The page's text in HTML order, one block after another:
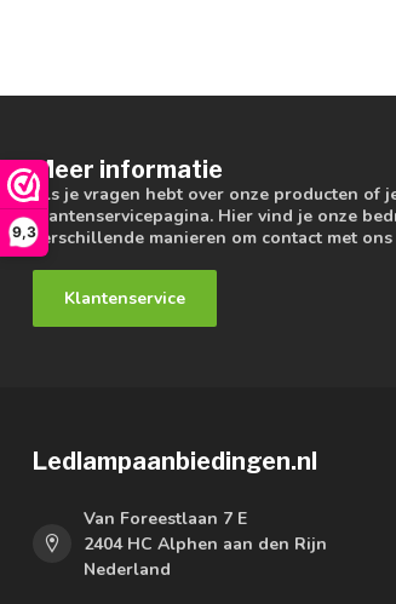
9,3
Meer informatie
Als je vragen hebt over onze producten of
klantenservicepagina. Hier vind je onze
verschillende manieren om contact met
Klantenservice
Ledlampaanbiedingen.nl
Van Foreestlaan 7 E
2404 HC Alphen aan den Rijn
Nederland